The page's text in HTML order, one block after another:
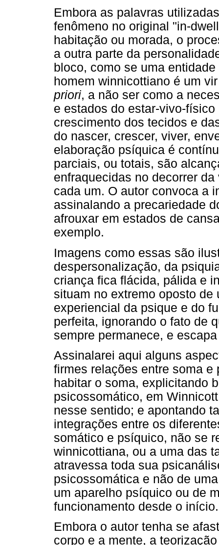
Embora as palavras
fenômeno no original "in-
habitação ou morada, o
a outra parte da
bloco, como se uma
homem winnicottiano é um
priori, a não ser como a
e estados do estar-vivo-
crescimento dos tecidos e
do nascer, crescer, viver,
elaboração psíquica é
parciais, ou totais, são
enfraquecidas no decorrer
cada um. O autor convoca a
assinalando a precariedade
afrouxar em estados de
exemplo.
Imagens como essas são
despersonalização, da
criança fica flácida, pálida e
situam no extremo oposto
experiencial da psique e do
perfeita, ignorando o fato de
sempre permanece, e
Assinalarei aqui alguns
firmes relações entre soma
habitar o soma, explicitando
psicossomático, em
nesse sentido; e apontando
integrações entre os
somático e psíquico, não se
winnicottiana, ou a uma das
atravessa toda sua
psicossomática e não de
um aparelho psíquico ou de
funcionamento desde o início.
Embora o autor tenha se
corpo e a mente, a